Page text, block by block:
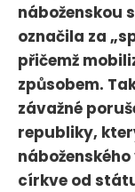
náboženskou
označila za
přičemž
způsobem.
závažné
republiky,
církve od